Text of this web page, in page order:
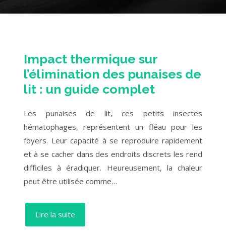
Impact thermique sur
l’élimination des punaises de
lit : un guide complet
Les punaises de lit, ces petits insectes
hématophages, représentent un fléau pour les
foyers. Leur capacité à se reproduire rapidement
et à se cacher dans des endroits discrets les rend
difficiles à éradiquer. Heureusement, la chaleur
peut être utilisée comme…
Lire la suite